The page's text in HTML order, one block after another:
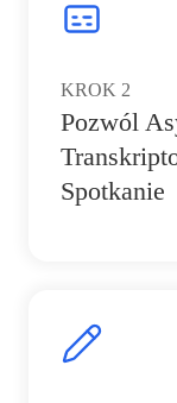
KROK 2
Pozwól
Spotkanie